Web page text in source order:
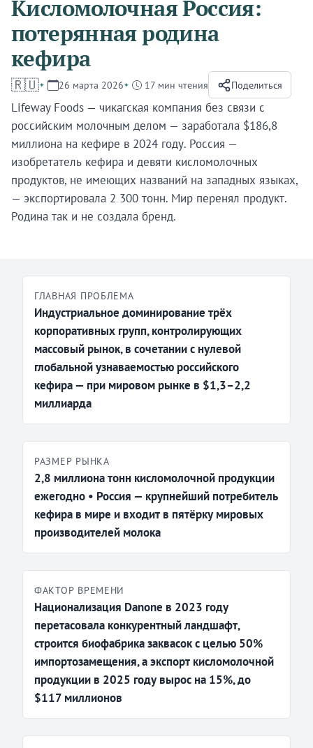
Кисломолочная Россия:
потерянная родина
кефира
🇷🇺 26 марта 2026 17 мин чтения Поделиться
Lifeway Foods — чикагская компания без связи с
российским молочным делом — заработала $186,8
миллиона на кефире в 2024 году. Россия —
изобретатель кефира и девяти кисломолочных
продуктов, не имеющих названий на западных языках,
— экспортировала 2 300 тонн. Мир перенял продукт.
Родина так и не создала бренд.
ГЛАВНАЯ ПРОБЛЕМА
Индустриальное доминирование трёх
корпоративных групп, контролирующих
массовый рынок, в сочетании с нулевой
глобальной узнаваемостью российского
кефира — при мировом рынке в $1,3–2,2
миллиарда
РАЗМЕР РЫНКА
2,8 миллиона тонн кисломолочной продукции
ежегодно • Россия — крупнейший потребитель
кефира в мире и входит в пятёрку мировых
производителей молока
ФАКТОР ВРЕМЕНИ
Национализация Danone в 2023 году
перетасовала конкурентный ландшафт,
строится биофабрика заквасок с целью 50%
импортозамещения, а экспорт кисломолочной
продукции в 2025 году вырос на 15%, до
$117 миллионов